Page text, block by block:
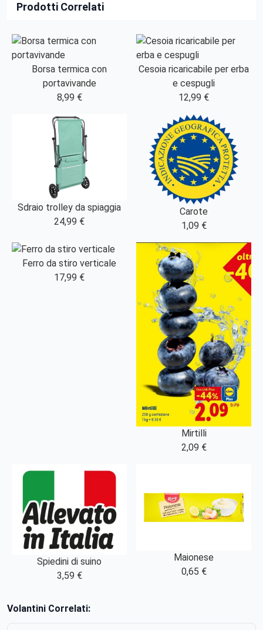
Prodotti Correlati
Borsa termica con
portavivande
8,99 €
Cesoia ricaricabile per erba
e cespugli
12,99 €
Sdraio trolley da spiaggia
24,99 €
Carote
1,09 €
Ferro da stiro verticale
17,99 €
Mirtilli
2,09 €
Spiedini di suino
3,59 €
Maionese
0,65 €
Volantini Correlati: